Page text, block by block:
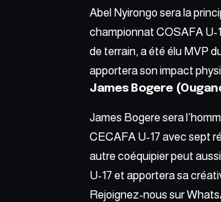
Abel Nyirongo sera la
championnat COSAFA U-
de terrain, a été élu MVP
apportera son impact
James Bogere
James Bogere sera
CECAFA U-17 avec sept
autre coéquipier peut
U-17 et apportera sa
Rejoignez-nous sur